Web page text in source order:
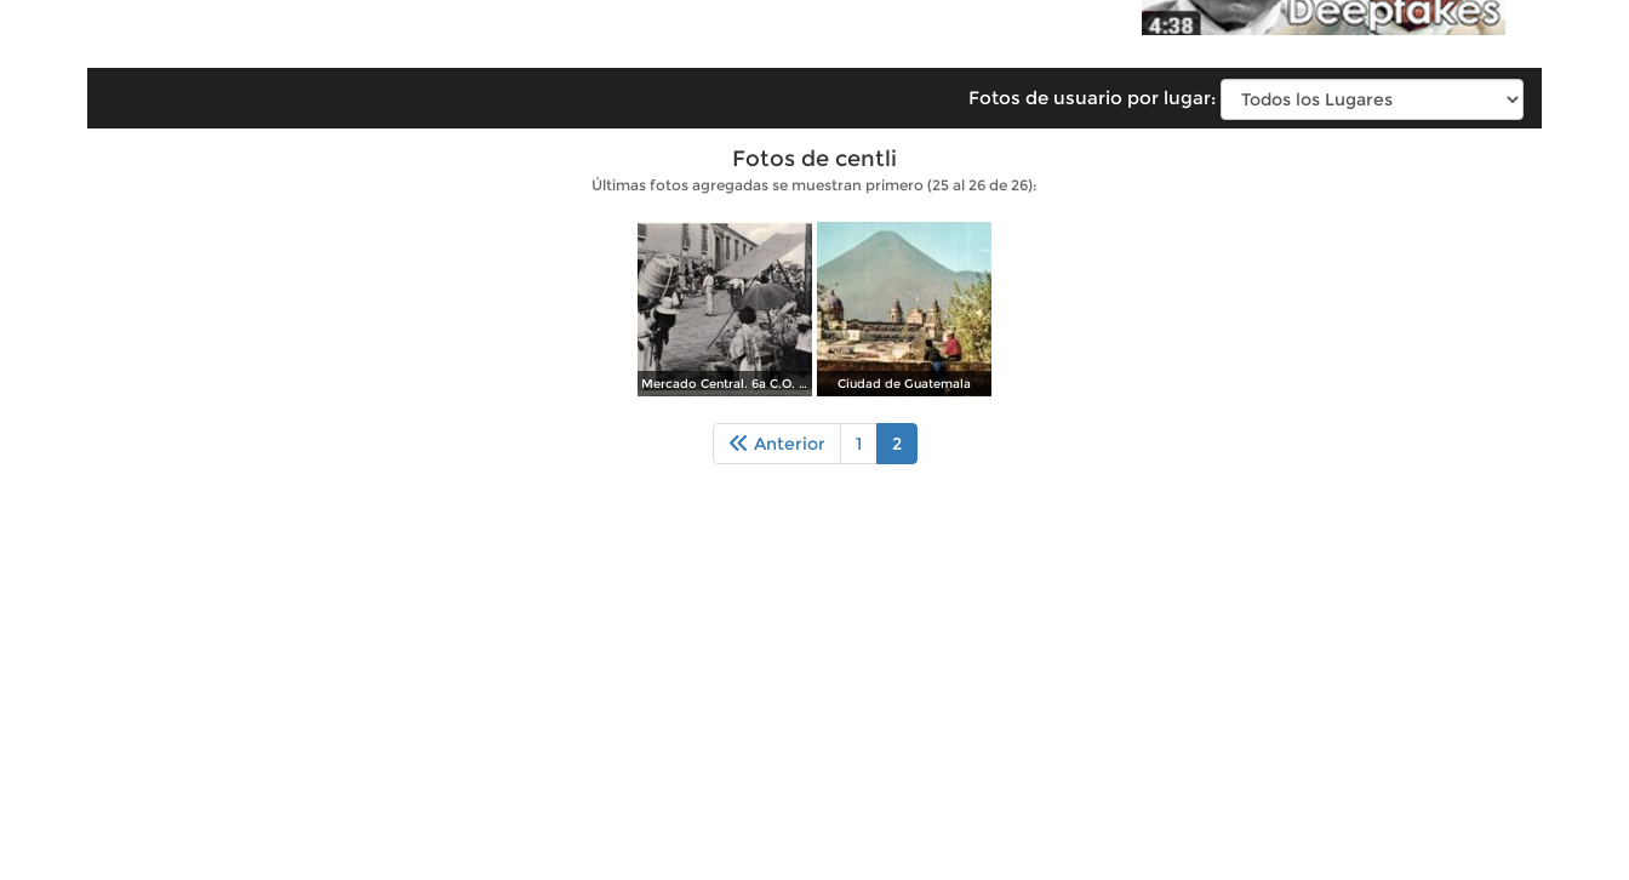
Fotos de usuario por lugar:
Fotos de centli
Últimas fotos agregadas se muestran primero (25 al 26 de 26):
Mercado Central. 6a C.O. y 8a Avenida Sur Ciudad de Guatemala
Anterior 1 2